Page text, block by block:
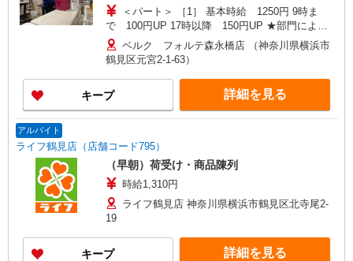
収・清掃、他） ［2］夜間リーダー（店舗管
理） ＜学生アルバイト＞ レジ係、庶務（カー
ト回収・清掃、他）
＜パート＞ ［1］ 基本時給 1250円 9時ま
で 100円UP 17時以降 150円UP ★部門により
別途手当がつく場合あり ［2］ 9時〜17時 基本
時給1545円 17時〜22時 時給1695円（一律夜間
手当含む） ＜学生アルバイト＞ 17時まで 基本
時給1250円 17時以降 時給1300円（一律夜間手
当含む） ※22時以降は18歳以上（高校生不可）
※22時以降 基本時給より25％UP ★評価制度で
UP！ 上記時間帯は募集時間ではありません。募
集時間は勤務時間・曜日欄でご確認ください。
ベルク フォルテ森永橋店 （神奈川県横浜市
鶴見区元宮2-1-63）
キープ 詳細を見る
アルバイト
ライフ鶴見店（店舗コード795）
（早朝）荷受け・商品陳列
時給1,310円
ライフ鶴見店 神奈川県横浜市鶴見区北寺尾2-
19
キープ 詳細を見る